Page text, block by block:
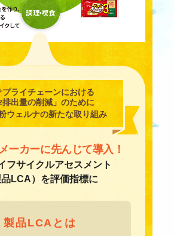
プライチェーンにおける
排出量の削減」のために
ウェルナの新たな取り組み
ーカーに先んじて導入！
フサイクルアセスメント
品LCA）を評価指標に
製品LCAとは